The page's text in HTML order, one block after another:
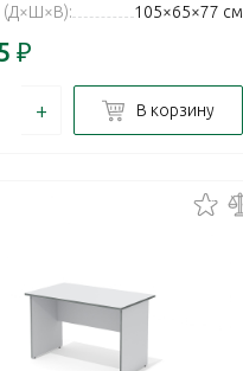
(Д×Ш×В):
105×65×77 см
₽
+ В корзину